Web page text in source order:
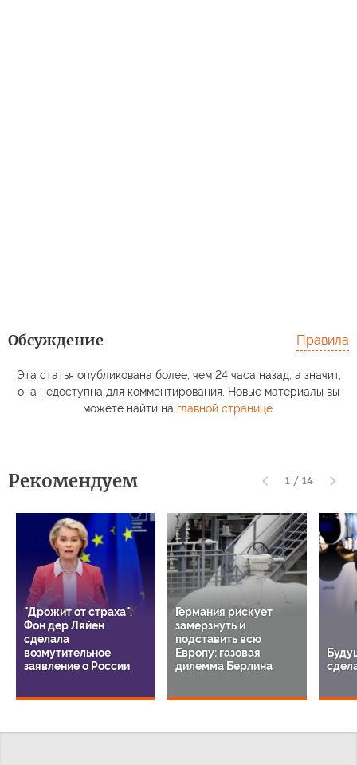
Обсуждение Правила
Эта статья опубликована более, чем 24 часа назад, а значит,
она недоступна для комментирования. Новые материалы вы
можете найти на главной странице.
Рекомендуем 1 / 14
"Дрожит от страха".
Фон дер Ляйен
сделала
возмутительное
заявление о России
Германия рискует
замерзнуть и
подставить всю
Европу: газовая
дилемма Берлина